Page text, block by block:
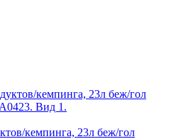
кемпинга, 23л беж/гол